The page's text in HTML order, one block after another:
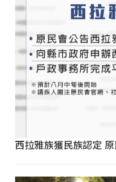
西拉雅族獲民族認定